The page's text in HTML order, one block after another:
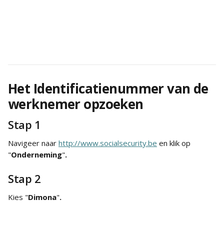
Het Identificatienummer van de
werknemer opzoeken
Stap 1
Navigeer naar http://www.socialsecurity.be en klik op
"Onderneming".
Stap 2
Kies "Dimona".